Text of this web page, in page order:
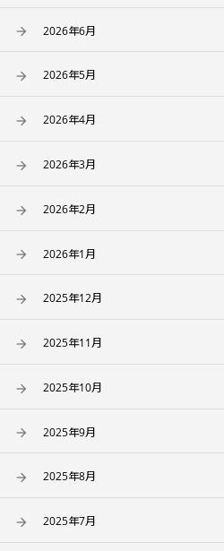
2026年6月
2026年5月
2026年4月
2026年3月
2026年2月
2026年1月
2025年12月
2025年11月
2025年10月
2025年9月
2025年8月
2025年7月